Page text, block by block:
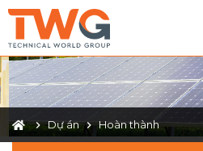
Dự án Hoàn thành